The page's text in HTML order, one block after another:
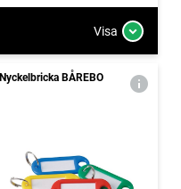
Visa
Nyckelbricka BÅREBO